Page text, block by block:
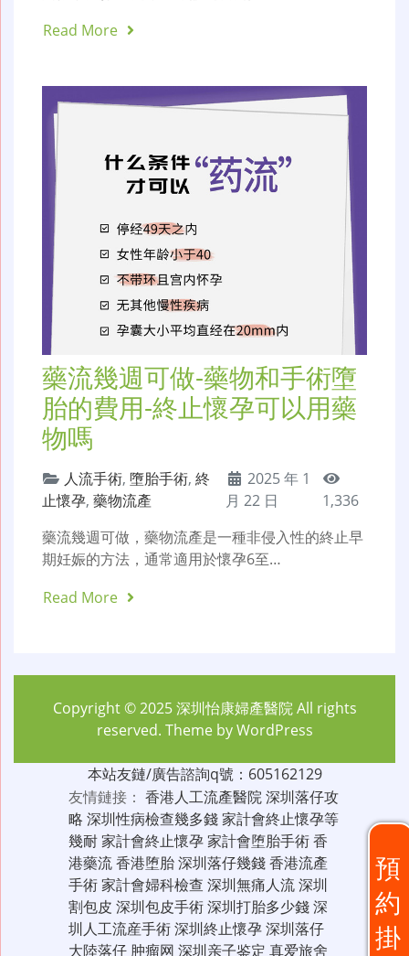
Read More
藥流幾週可做-藥物和手術墮
胎的費用-終止懷孕可以用藥
物嗎
人流手術, 墮胎手術, 終
止懷孕, 藥物流產
2025 年 1
月 22 日
1,336
藥流幾週可做，藥物流產是一種非侵入性的終止早
期妊娠的方法，通常適用於懷孕6至…
Read More
預
約
掛
Copyright © 2025深圳怡康婦產醫院All rights
reserved. Theme byWordPress
本站友鏈/廣告諮詢q號：605162129
友情鏈接： 香港人工流產醫院深圳落仔攻
略 深圳性病檢查幾多錢家計會終止懷孕等
幾耐家計會終止懷孕家計會堕胎手術香
港藥流香港堕胎深圳落仔幾錢香港流產
手術家計會婦科檢查 深圳無痛人流深圳
割包皮 深圳包皮手術深圳打胎多少錢深
圳人工流産手術深圳終止懷孕深圳落仔
大陸落仔 肿瘤网 深圳亲子鉴定 真爱旅舍